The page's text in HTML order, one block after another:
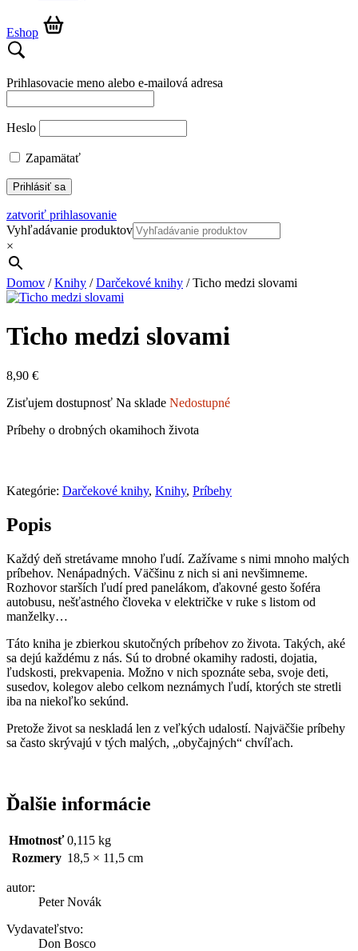
Eshop
Prihlasovacie meno alebo e-mailová adresa
Heslo
Zapamätať
zatvoriť prihlasovanie
Vyhľadávanie produktov
×
Domov /Knihy /Darčekové knihy / Ticho medzi slovami
Ticho medzi slovami
8,90 €
Zisťujem dostupnosť Na sklade Nedostupné
Príbehy o drobných okamihoch života
Kategórie: Darčekové knihy, Knihy, Príbehy
Popis
Každý deň stretávame mnoho ľudí. Zažívame s nimi mnoho malých
príbehov. Nenápadných. Väčšinu z nich si ani nevšimneme.
Rozhovor starších ľudí pred panelákom, ďakovné gesto šoféra
autobusu, nešťastného človeka v električke v ruke s listom od
manželky…
Táto kniha je zbierkou skutočných príbehov zo života. Takých, aké
sa dejú každému z nás. Sú to drobné okamihy radosti, dojatia,
ľudskosti, prekvapenia. Možno v nich spoznáte seba, svoje deti,
susedov, kolegov alebo celkom neznámych ľudí, ktorých ste stretli
iba na niekoľko sekúnd.
Pretože život sa neskladá len z veľkých udalostí. Najväčšie príbehy
sa často skrývajú v tých malých, „obyčajných“ chvíľach.
Ďalšie informácie
Hmotnosť 0,115 kg
Rozmery 18,5 × 11,5 cm
autor:
Peter Novák
Vydavateľstvo:
Don Bosco